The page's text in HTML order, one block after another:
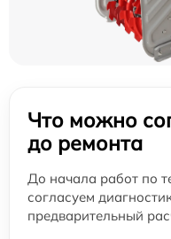
Что можно
до ремонта
До начала работ по
согласуем
предварительный